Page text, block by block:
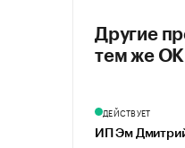
Другие
тем же
ДЕЙСТВУЕТ
ИП Эм